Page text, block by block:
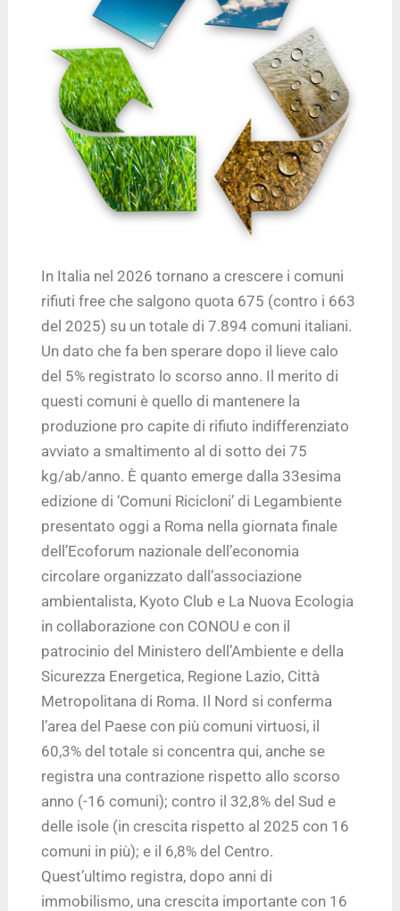
In Italia nel 2026 tornano a crescere i comuni
rifiuti free che salgono quota 675 (contro i 663
del 2025) su un totale di 7.894 comuni italiani.
Un dato che fa ben sperare dopo il lieve calo
del 5% registrato lo scorso anno. Il merito di
questi comuni è quello di mantenere la
produzione pro capite di rifiuto indifferenziato
avviato a smaltimento al di sotto dei 75
kg/ab/anno. È quanto emerge dalla 33esima
edizione di ‘Comuni Ricicloni’ di Legambiente
presentato oggi a Roma nella giornata finale
dell’Ecoforum nazionale dell’economia
circolare organizzato dall’associazione
ambientalista, Kyoto Club e La Nuova Ecologia
in collaborazione con CONOU e con il
patrocinio del Ministero dell’Ambiente e della
Sicurezza Energetica, Regione Lazio, Città
Metropolitana di Roma. Il Nord si conferma
l’area del Paese con più comuni virtuosi, il
60,3% del totale si concentra qui, anche se
registra una contrazione rispetto allo scorso
anno (-16 comuni); contro il 32,8% del Sud e
delle isole (in crescita rispetto al 2025 con 16
comuni in più); e il 6,8% del Centro.
Quest’ultimo registra, dopo anni di
immobilismo, una crescita importante con 16